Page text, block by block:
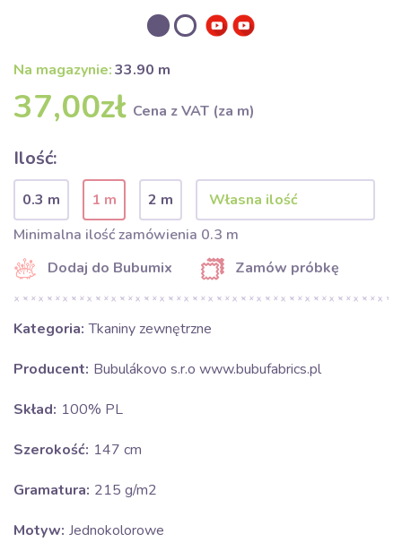
Na magazynie:33.90 m
37,00zł Cena z VAT (za m)
Ilość:
0.3 m 1 m
2 m
Minimalna ilość zamówienia 0.3 m
Dodaj do Bubumix Zamów próbkę
Kategoria: Tkaniny zewnętrzne
Producent: Bubulákovo s.r.o www.bubufabrics.pl
Skład: 100% PL
Szerokość: 147 cm
Gramatura: 215 g/m2
Motyw: Jednokolorowe